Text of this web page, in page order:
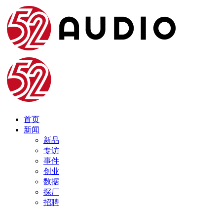
首页
新闻
新品
专访
事件
创业
数据
探厂
招聘